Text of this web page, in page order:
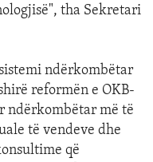
tha Sekretari
ndërkombëtar
reformën e OKB-
ndërkombëtar më të
të vendeve dhe
që